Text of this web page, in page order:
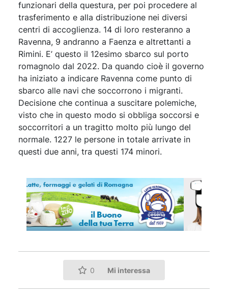
funzionari della questura, per poi procedere al
trasferimento e alla distribuzione nei diversi
centri di accoglienza. 14 di loro resteranno a
Ravenna, 9 andranno a Faenza e altrettanti a
Rimini. E’ questo il 12esimo sbarco sul porto
romagnolo dal 2022. Da quando cioè il governo
ha iniziato a indicare Ravenna come punto di
sbarco alle navi che soccorrono i migranti.
Decisione che continua a suscitare polemiche,
visto che in questo modo si obbliga soccorsi e
soccorritori a un tragitto molto più lungo del
normale. 1227 le persone in totale arrivate in
questi due anni, tra questi 174 minori.
0 Mi interessa